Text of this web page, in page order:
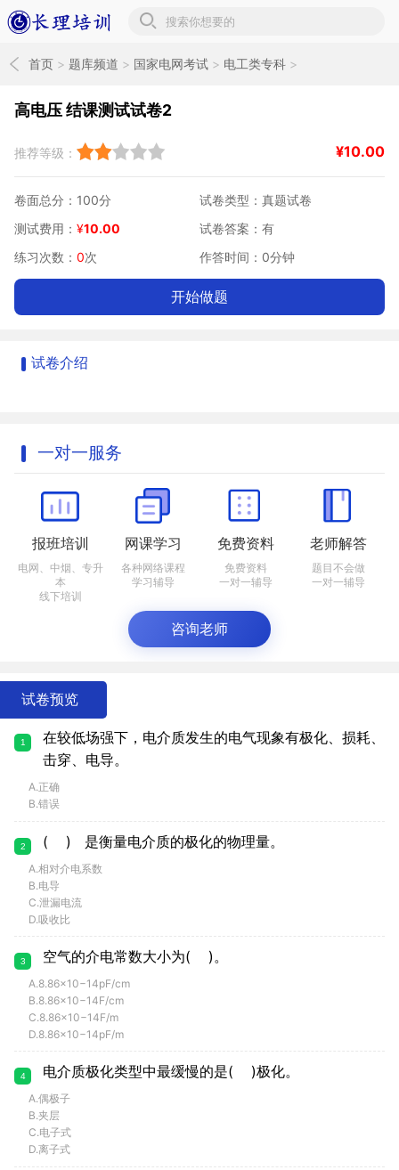
长理培训题库
首页 > 题库频道 > 国家电网考试 > 电工类专科 >
高电压 结课测试试卷2
¥10.00
推荐等级：
卷面总分：100分
试卷类型：真题试卷
测试费用： ¥10.00
试卷答案：有
练习次数： 0次 作答时间：0分钟
开始做题
试卷介绍
一对一服务
报班培训
电网、中烟、专升
本
线下培训
网课学习
各种网络课程
学习辅导
免费资料
免费资料
一对一辅导
老师解答
题目不会做
一对一辅导
咨询老师
试卷预览
1
在较低场强下，电介质发生的电气现象有极化、损耗、
击穿、电导。
A.正确
B.错误
2 ( ) 是衡量电介质的极化的物理量。
A.相对介电系数
B.电导
C.泄漏电流
D.吸收比
3 空气的介电常数大小为( )。
A.8.86×10−14pF/cm
B.8.86×10−14F/cm
C.8.86×10−14F/m
D.8.86×10−14pF/m
4 电介质极化类型中最缓慢的是( )极化。
A.偶极子
B.夹层
C.电子式
D.离子式